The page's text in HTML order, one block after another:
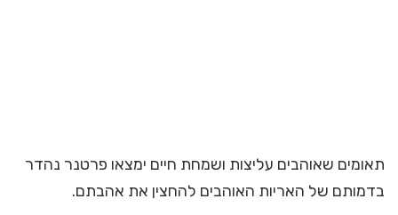
תאומים שאוהבים עליצות ושמחת חיים ימצאו פרטנר נהדר
בדמותם של האריות האוהבים להחצין את אהבתם.